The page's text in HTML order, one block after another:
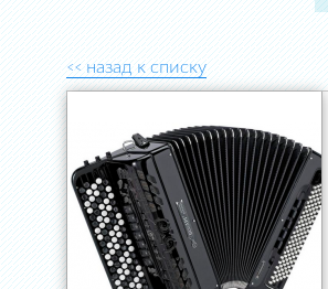
<< назад к списку